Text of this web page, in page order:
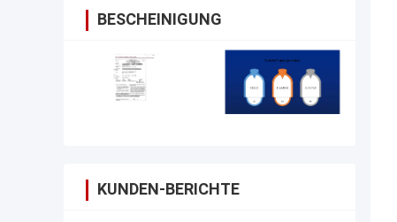
BESCHEINIGUNG
KUNDEN-BERICHTE